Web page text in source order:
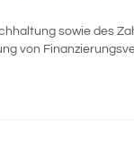
sowie des
von